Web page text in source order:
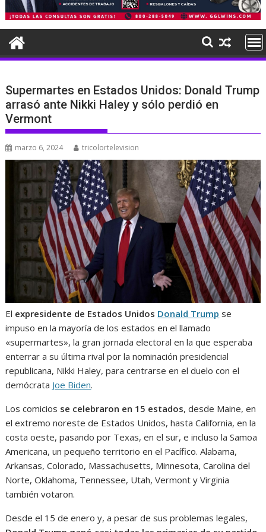
Supermartes en Estados Unidos: Donald Trump
arrasó ante Nikki Haley y sólo perdió en
Vermont
marzo 6, 2024 tricolortelevision
El expresidente de Estados Unidos Donald Trump se
impuso en la mayoría de los estados en el llamado
«supermartes», la gran jornada electoral en la que esperaba
enterrar a su última rival por la nominación presidencial
republicana, Nikki Haley, para centrarse en el duelo con el
demócrata Joe Biden.
Los comicios se celebraron en 15 estados, desde Maine, en
el extremo noreste de Estados Unidos, hasta California, en la
costa oeste, pasando por Texas, en el sur, e incluso la Samoa
Americana, un pequeño territorio en el Pacífico. Alabama,
Arkansas, Colorado, Massachusetts, Minnesota, Carolina del
Norte, Oklahoma, Tennessee, Utah, Vermont y Virginia
también votaron.
Desde el 15 de enero y, a pesar de sus problemas legales,